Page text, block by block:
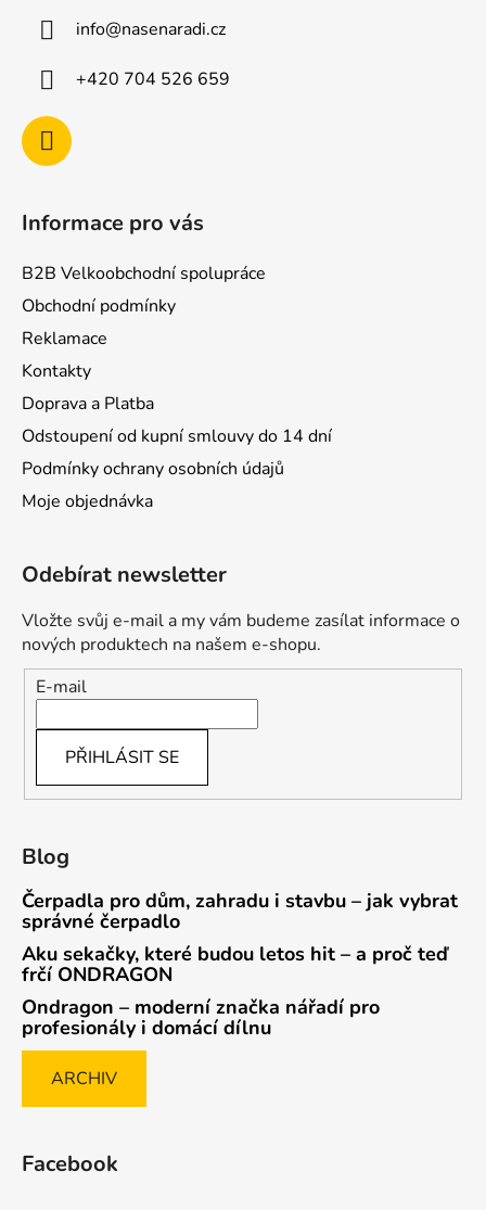
info@nasenaradi.cz
+420 704 526 659
Informace pro vás
B2B Velkoobchodní spolupráce
Obchodní podmínky
Reklamace
Kontakty
Doprava a Platba
Odstoupení od kupní smlouvy do 14 dní
Podmínky ochrany osobních údajů
Moje objednávka
Odebírat newsletter
Vložte svůj e-mail a my vám budeme zasílat informace o
nových produktech na našem e-shopu.
E-mail
PŘIHLÁSIT SE
Blog
Čerpadla pro dům, zahradu i stavbu – jak vybrat
správné čerpadlo
Aku sekačky, které budou letos hit – a proč teď
frčí ONDRAGON
Ondragon – moderní značka nářadí pro
profesionály i domácí dílnu
ARCHIV
Facebook